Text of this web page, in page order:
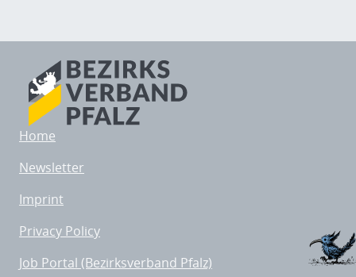
Home
Newsletter
Imprint
Privacy Policy
Job Portal (Bezirksverband Pfalz)